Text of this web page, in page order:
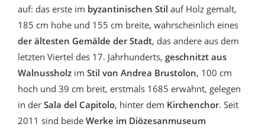
auf: das erste im byzantinischen Stil auf Holz gemalt,
185 cm hohe und 155 cm breite, wahrscheinlich eines
der ältesten Gemälde der Stadt, das andere aus dem
letzten Viertel des 17. Jahrhunderts, geschnitzt aus
Walnussholz im Stil von Andrea Brustolon, 100 cm
hoch und 39 cm breit, erstmals 1685 erwähnt, gelegen
in der Sala del Capitolo, hinter dem Kirchenchor. Seit
2011 sind beide Werke im Diözesanmuseum